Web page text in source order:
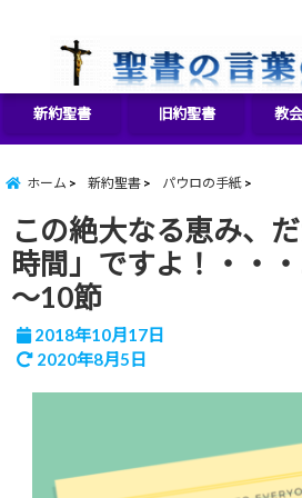
新約聖書 旧約聖書 教
ホーム 新約聖書 パウロの手紙
この絶大なる恵み、
時間」ですよ！・・
～10節
2018年10月17日
2020年8月5日